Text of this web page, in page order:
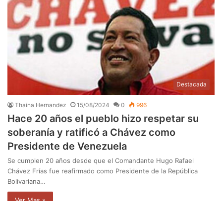
Destacada
Thaina Hernandez 15/08/2024 0 996
Hace 20 años el pueblo hizo respetar su
soberanía y ratificó a Chávez como
Presidente de Venezuela
Se cumplen 20 años desde que el Comandante Hugo Rafael
Chávez Frías fue reafirmado como Presidente de la República
Bolivariana…